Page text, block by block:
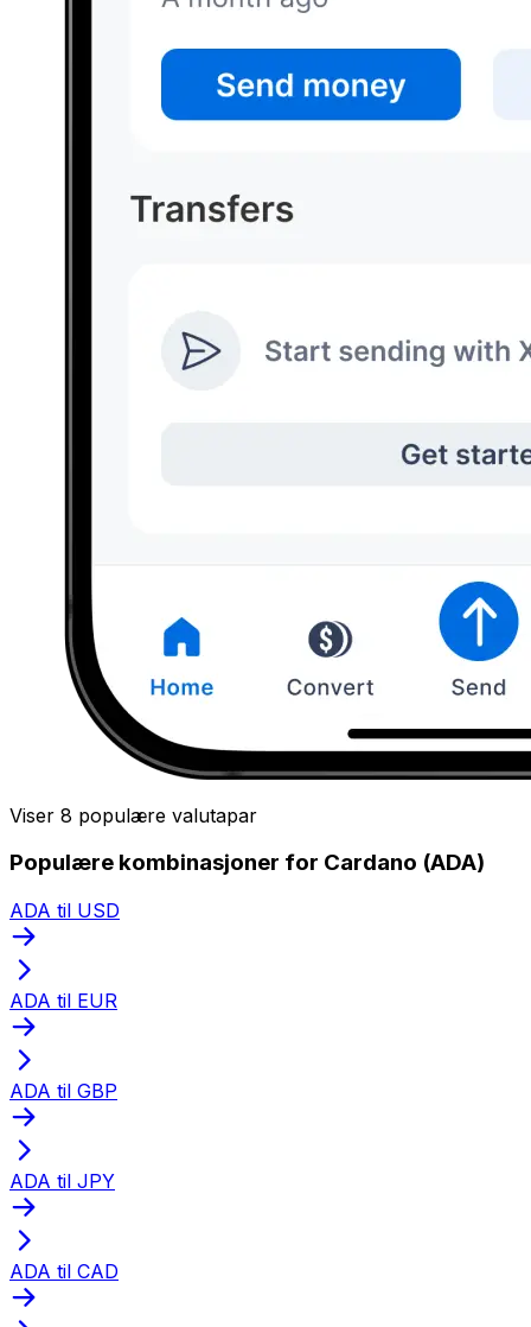
Viser 8 populære valutapar
Populære kombinasjoner for Cardano (ADA)
ADA til USD
ADA til EUR
ADA til GBP
ADA til JPY
ADA til CAD